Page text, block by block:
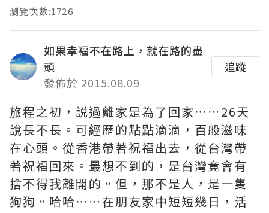
瀏覽次數:1726
如果幸褔不在路上，就在路的盡
頭
發佈於 2015.08.09
追蹤
旅程之初，説過離家是為了回家⋯⋯26天
說長不長。可經歷的點點滴滴，百般滋味
在心頭。從香港帶著祝福出去，從台灣帶
著祝福回來。最想不到的，是台灣竟會有
捨不得我離開的。但，那不是人，是一隻
狗狗。哈哈⋯⋯在朋友家中短短幾日，活